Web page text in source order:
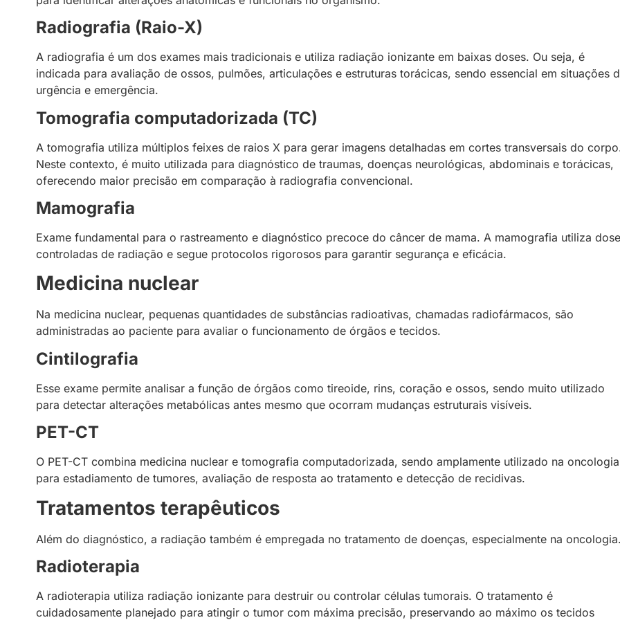
Radiografia (Raio-X)
A radiografia é um dos exames mais tradicionais e utiliza radiação ionizante em baixas doses. Ou seja, é
indicada para avaliação de ossos, pulmões, articulações e estruturas torácicas, sendo essencial em situações
urgência e emergência.
Tomografia computadorizada (TC)
A tomografia utiliza múltiplos feixes de raios X para gerar imagens detalhadas em cortes transversais do
Neste contexto, é muito utilizada para diagnóstico de traumas, doenças neurológicas, abdominais e torácicas,
oferecendo maior precisão em comparação à radiografia convencional.
Mamografia
Exame fundamental para o rastreamento e diagnóstico precoce do câncer de mama. A mamografia utiliza
controladas de radiação e segue protocolos rigorosos para garantir segurança e eficácia.
Medicina nuclear
Na medicina nuclear, pequenas quantidades de substâncias radioativas, chamadas radiofármacos, são
administradas ao paciente para avaliar o funcionamento de órgãos e tecidos.
Cintilografia
Esse exame permite analisar a função de órgãos como tireoide, rins, coração e ossos, sendo muito utilizado
para detectar alterações metabólicas antes mesmo que ocorram mudanças estruturais visíveis.
PET-CT
O PET-CT combina medicina nuclear e tomografia computadorizada, sendo amplamente utilizado na oncologia
para estadiamento de tumores, avaliação de resposta ao tratamento e detecção de recidivas.
Tratamentos terapêuticos
Além do diagnóstico, a radiação também é empregada no tratamento de doenças, especialmente na oncologia.
Radioterapia
A radioterapia utiliza radiação ionizante para destruir ou controlar células tumorais. O tratamento é
cuidadosamente planejado para atingir o tumor com máxima precisão, preservando ao máximo os tecidos